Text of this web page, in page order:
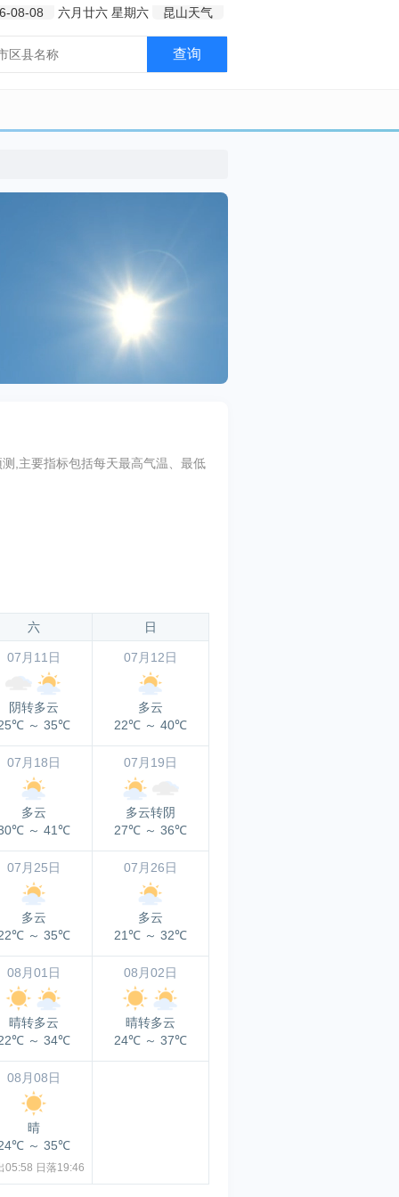
08-08 六月廿六 星期六 昆山天气
查询
,主要指标包括每天最高气温、最低
六 日
07月11日
阴转多云
～ 35℃
07月12日
多云
22℃ ～ 40℃
07月18日
多云
～ 41℃
07月19日
多云转阴
27℃ ～ 36℃
07月25日
多云
～ 35℃
07月26日
多云
21℃ ～ 32℃
08月01日
晴转多云
～ 34℃
08月02日
晴转多云
24℃ ～ 37℃
08月08日
晴
～ 35℃
05:58 日落19:46